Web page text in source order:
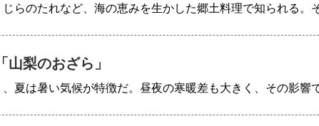
らのたれなど、海の恵みを生かした郷土料理で知られる。
梨のおざら」
夏は暑い気候が特徴だ。昼夜の寒暖差も大きく、その影響